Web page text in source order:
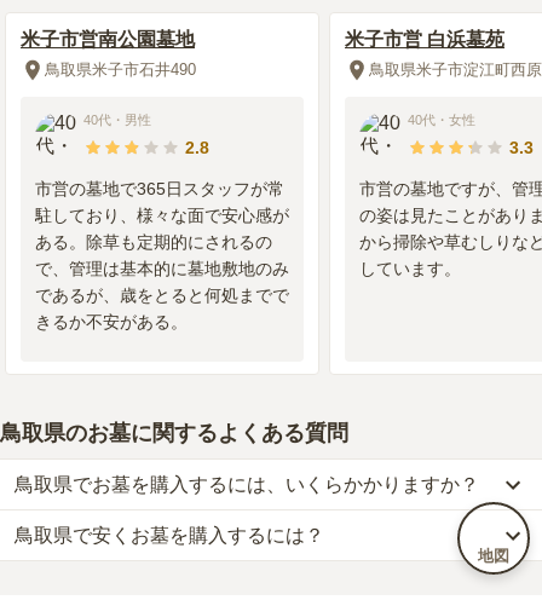
地図
米子市営南公園墓地
鳥取県米子市石井490
40代 ・ 男性
2.8
市営の墓地で365日スタッフが常
駐しており、様々な面で安心感が
ある。除草も定期的にされるの
で、管理は基本的に墓地敷地のみ
であるが、歳をとると何処までで
きるか不安がある。
米子市営 白浜墓苑
鳥取県米子市淀江町西
40代 ・ 女性
3.3
市営の墓地ですが、管
の姿は見たことがあり
から掃除や草むしりな
しています。
鳥取県のお墓に関するよくある質問
鳥取県でお墓を購入するには、いくらかかりますか？
鳥取県での購入費用の目安は、一般墓が約199万円、樹木葬が約65
万円、納骨堂が約40万円、永代供養墓が約46万円です。
鳥取県で安くお墓を購入するには？